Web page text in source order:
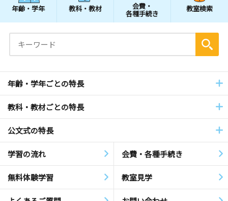
年齢・学年 教科・教材 会費・
各種手続き
教室検索
年齢・学年ごとの特長
教科・教材ごとの特長
公文式の特長
学習の流れ 会費・各種手続き
無料体験学習 教室見学